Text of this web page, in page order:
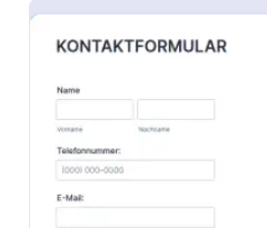
Nachricht / Feedback-box
Go to Category:
Kontaktformulare
Vorlage